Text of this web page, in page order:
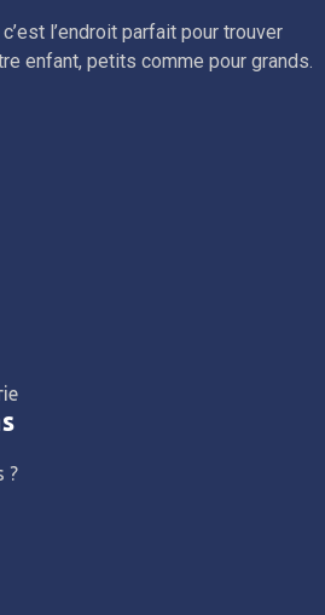
l’endroit parfait pour trouver
enfant, petits comme pour grands.
?